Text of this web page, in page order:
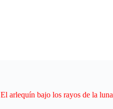
El arlequín bajo los rayos de la luna